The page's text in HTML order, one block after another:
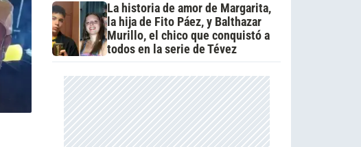
La historia de amor de Margarita,
la hija de Fito Páez, y Balthazar
Murillo, el chico que conquistó a
todos en la serie de Tévez